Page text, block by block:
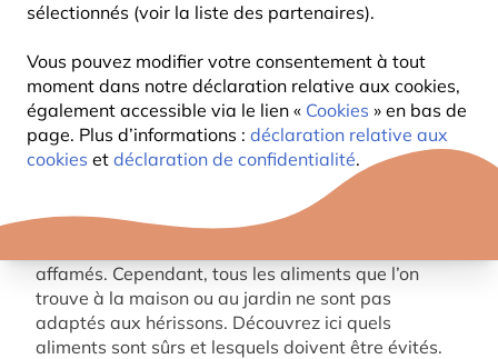
sélectionnés (voir la liste des partenaires).
Vous pouvez modifier votre consentement à tout
moment dans notre déclaration relative aux cookies,
également accessible via le lien « Cookies » en bas de
page. Plus d’informations : déclaration relative aux
cookies et déclaration de confidentialité.
Les hérissons sont des visiteurs bénéfiques au
jardin et jouent un rôle important dans l’équilibre
écologique. Leur fournir de la nourriture
supplémentaire peut être particulièrement utile en
automne, lorsqu’ils se préparent à l’hibernation, ou
affamés. Cependant, tous les aliments que l’on
trouve à la maison ou au jardin ne sont pas
adaptés aux hérissons. Découvrez ici quels
aliments sont sûrs et lesquels doivent être évités.